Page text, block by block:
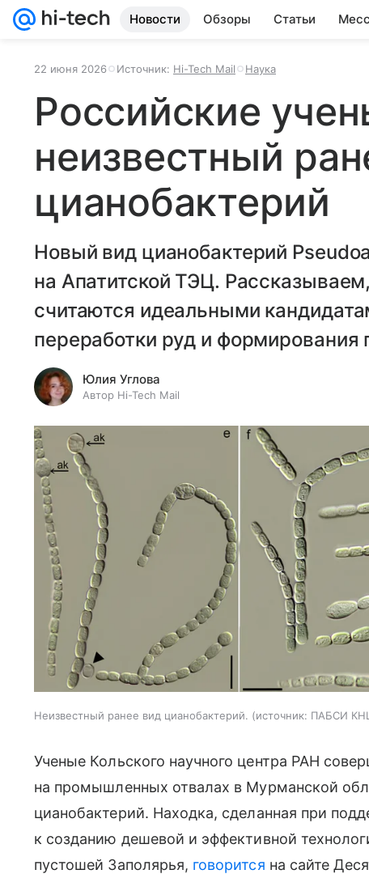
Новости Обзоры Статьи
22 июня 2026 Источник: Hi-Tech Mail Наука
Российские
неизвестный
цианобактерий
Новый вид цианобактерий
на Апатитской ТЭЦ.
считаются идеальными
переработки руд и формирования
Юлия Углова
Автор Hi-Tech Mail
Неизвестный ранее вид цианобактерий. источник: ПАБСИ
Ученые Кольского научного центра РАН
на промышленных отвалах в Мурманской
цианобактерий. Находка, сделанная при
к созданию дешевой и эффективной
пустошей Заполярья, говорится на сайте